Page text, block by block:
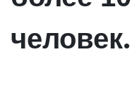
человек.